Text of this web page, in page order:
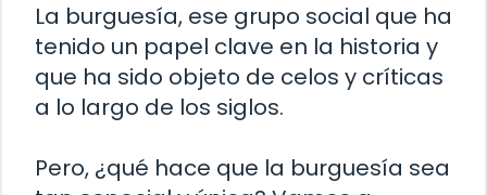
La burguesía, ese grupo social que ha
tenido un papel clave en la historia y
que ha sido objeto de celos y críticas
a lo largo de los siglos.
Pero, ¿qué hace que la burguesía sea